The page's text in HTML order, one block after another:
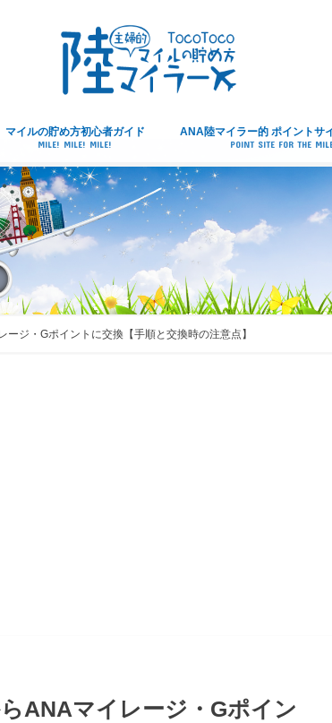
マイルの貯め方初心者ガイド
MILE! MILE! MILE!
ANA陸マイラー的 ポイントサ
POINT SITE FOR THE
ジ・Gポイントに交換【手順と交換時の注意点】
ANAマイレージ・Gポイン